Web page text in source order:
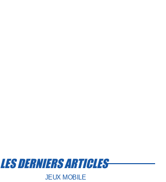
LES DERNIERS ARTICLES
JEUX MOBILE